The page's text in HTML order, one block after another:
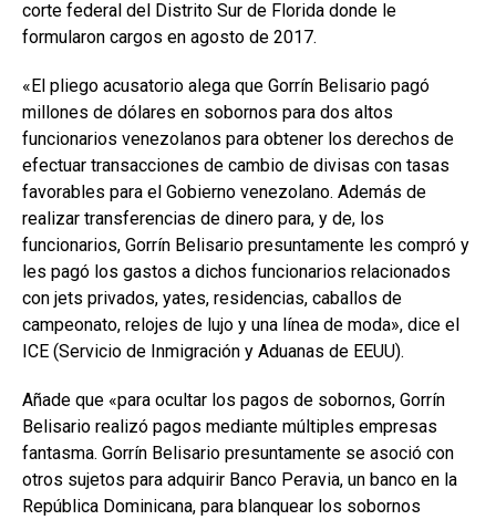
corte federal del Distrito Sur de Florida donde le
formularon cargos en agosto de 2017.
«El pliego acusatorio alega que Gorrín Belisario pagó
millones de dólares en sobornos para dos altos
funcionarios venezolanos para obtener los derechos de
efectuar transacciones de cambio de divisas con tasas
favorables para el Gobierno venezolano. Además de
realizar transferencias de dinero para, y de, los
funcionarios, Gorrín Belisario presuntamente les compró y
les pagó los gastos a dichos funcionarios relacionados
con jets privados, yates, residencias, caballos de
campeonato, relojes de lujo y una línea de moda», dice el
ICE (Servicio de Inmigración y Aduanas de EEUU).
Añade que «para ocultar los pagos de sobornos, Gorrín
Belisario realizó pagos mediante múltiples empresas
fantasma. Gorrín Belisario presuntamente se asoció con
otros sujetos para adquirir Banco Peravia, un banco en la
República Dominicana, para blanquear los sobornos